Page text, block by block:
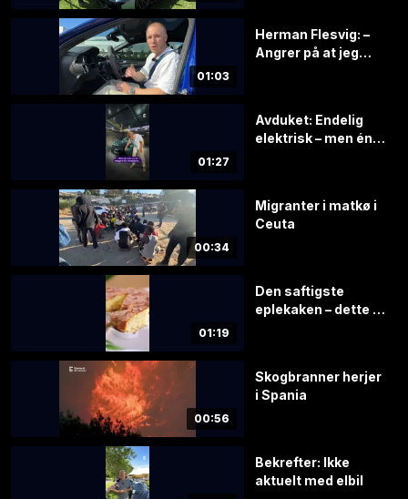
01:03
Herman Flesvig: –
Angrer på at jeg
01:27
Avduket: Endelig
elektrisk – men én
00:34
Migranter i matkø i
Ceuta
01:19
Den saftigste
eplekaken – dette er
00:56
Skogbranner herjer
i Spania
Bekrefter: Ikke
aktuelt med elbil